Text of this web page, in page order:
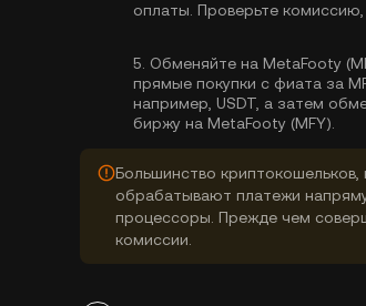
оплаты. Проверьте
5. Обменяйте на MetaFooty
прямые покупки с фиата за
например, USDT, а затем
биржу на MetaFooty (MFY).
Большинство
обрабатывают платежи
процессоры. Прежде чем
комиссии.